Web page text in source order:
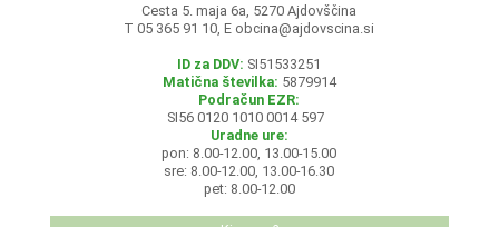
Cesta 5. maja 6a, 5270 Ajdovščina
T 05 365 91 10, E obcina@ajdovscina.si
ID za DDV: SI51533251
Matična številka: 5879914
Podračun EZR:
SI56 0120 1010 0014 597
Uradne ure:
pon: 8.00-12.00, 13.00-15.00
sre: 8.00-12.00, 13.00-16.30
pet: 8.00-12.00